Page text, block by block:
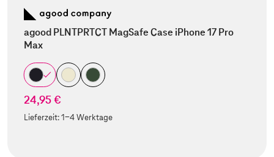
agood PLNTPRTCT MagSafe Case iPhone 17 Pro
Max
24,95 €
Lieferzeit:1-4 Werktage